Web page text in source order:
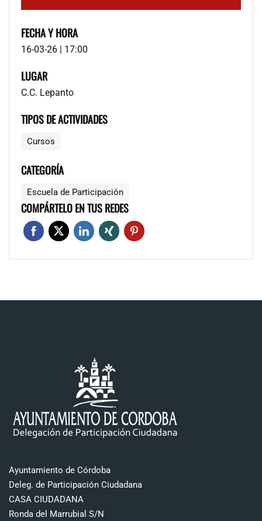
FECHA Y HORA
16-03-26 | 17:00
LUGAR
C.C. Lepanto
TIPOS DE ACTIVIDADES
Cursos
CATEGORÍA
Escuela de Participación
COMPÁRTELO EN TUS REDES
Ayuntamiento de Córdoba
Deleg. de Participación Ciudadana
CASA CIUDADANA
Ronda del Marrubial S/N